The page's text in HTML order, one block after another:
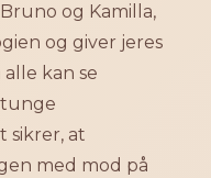
og Kamilla,
og giver jeres
kan se
sikrer, at
med mod på